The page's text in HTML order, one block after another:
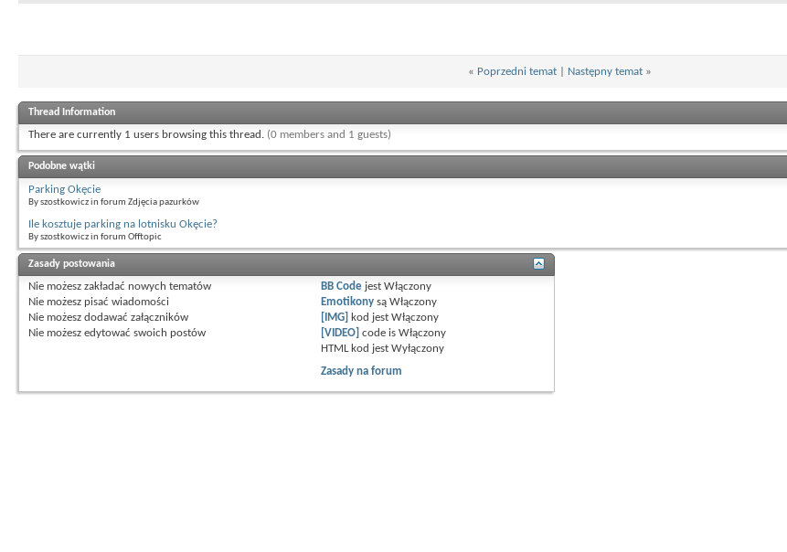
« Poprzedni temat| Następny temat »
Thread Information
There are currently 1 users browsing this thread. (0 members and 1 guests)
Podobne wątki
Parking Okęcie
By szostkowicz in forum Zdjęcia pazurków
Ile kosztuje parking na lotnisku Okęcie?
By szostkowicz in forum Offtopic
Zasady postowania
Nie możesz zakładać nowych tematów
Nie możesz pisać wiadomości
Nie możesz dodawać załączników
Nie możesz edytować swoich postów
BB Code jestWłączony
Emotikony sąWłączony
[IMG]
kod jestWłączony
[VIDEO] code isWłączony
HTML kod jestWyłączony
Zasady na forum